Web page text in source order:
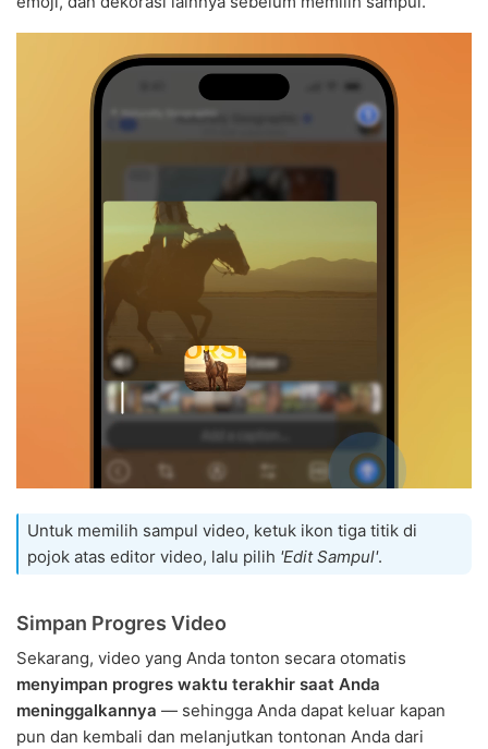
Untuk memilih sampul video, ketuk ikon tiga titik di
pojok atas editor video, lalu pilih 'Edit Sampul'.
Simpan Progres Video
Sekarang, video yang Anda tonton secara otomatis
menyimpan progres waktu terakhir saat Anda
meninggalkannya — sehingga Anda dapat keluar kapan
pun dan kembali dan melanjutkan tontonan Anda dari